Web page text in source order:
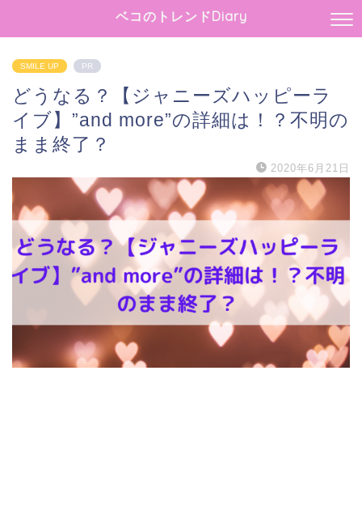
ベコのトレンドDiary
SMILE UP PR
どうなる？【ジャニーズハッピーラ
イブ】”and more”の詳細は！？不明の
まま終了？
2020年6月21日